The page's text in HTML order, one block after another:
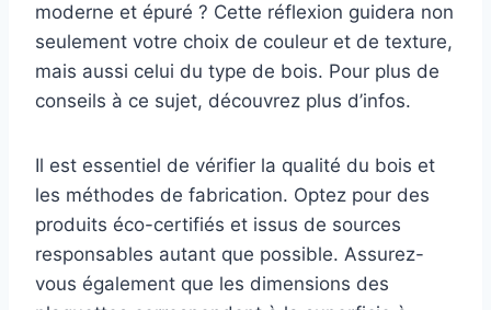
moderne et épuré ? Cette réflexion guidera non
seulement votre choix de couleur et de texture,
mais aussi celui du type de bois. Pour plus de
conseils à ce sujet, découvrez plus d’infos.
Il est essentiel de vérifier la qualité du bois et
les méthodes de fabrication. Optez pour des
produits éco-certifiés et issus de sources
responsables autant que possible. Assurez-
vous également que les dimensions des